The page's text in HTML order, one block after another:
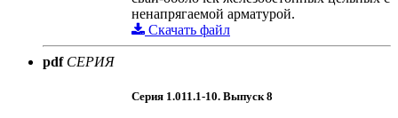
ненапрягаемой арматурой.
Скачать файл
pdf СЕРИЯ
Серия 1.011.1-10. Выпуск 8